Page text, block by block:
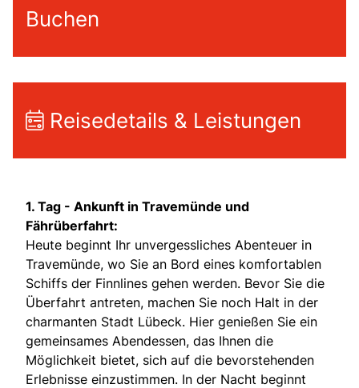
Buchen
Reisedetails & Leistungen
1. Tag - Ankunft in Travemünde und
Fährüberfahrt:
Heute beginnt Ihr unvergessliches Abenteuer in
Travemünde, wo Sie an Bord eines komfortablen
Schiffs der Finnlines gehen werden. Bevor Sie die
Überfahrt antreten, machen Sie noch Halt in der
charmanten Stadt Lübeck. Hier genießen Sie ein
gemeinsames Abendessen, das Ihnen die
Möglichkeit bietet, sich auf die bevorstehenden
Erlebnisse einzustimmen. In der Nacht beginnt